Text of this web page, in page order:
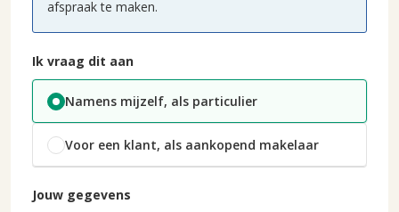
afspraak te maken.
Ik vraag dit aan
Namens mijzelf, als particulier
Voor een klant, als aankopend makelaar
Jouw gegevens